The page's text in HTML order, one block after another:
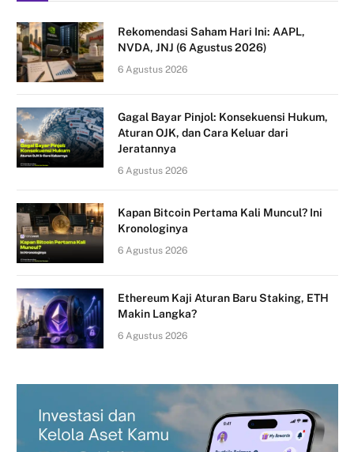
Rekomendasi Saham Hari Ini: AAPL,
NVDA, JNJ (6 Agustus 2026)
6 Agustus 2026
Gagal Bayar Pinjol: Konsekuensi Hukum,
Aturan OJK, dan Cara Keluar dari
Jeratannya
6 Agustus 2026
Kapan Bitcoin Pertama Kali Muncul? Ini
Kronologinya
6 Agustus 2026
Ethereum Kaji Aturan Baru Staking, ETH
Makin Langka?
6 Agustus 2026